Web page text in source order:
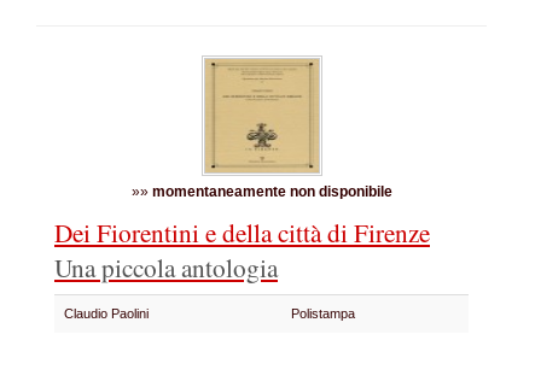
»» momentaneamente non disponibile
Dei Fiorentini e della città di Firenze
Una piccola antologia
Claudio Paolini Polistampa